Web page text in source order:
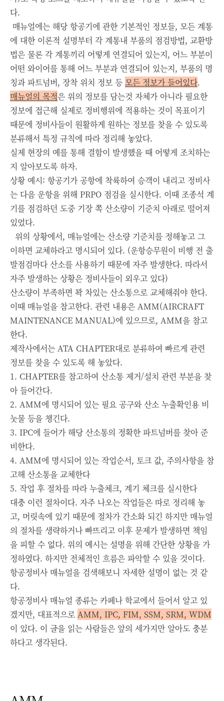
다.
매뉴얼에는 해당 항공기에 관한 기본적인 정보들, 모든 계통
에 대한 이론적 설명부터 각 계통내 부품의 점검방법, 교환방
법은 물론 각 계통끼리 어떻게 연결되어 있는지, 어느 부분이
어떤 와이어를 통해 어느 부분과 연결되어 있는지, 부품의 명
칭과 파트넘버, 장착 위치 정보 등 모든 정보가 들어있다.
매뉴얼의 목적은 위의 정보를 담는것 자체가 아니라 필요한
정보에 접근해 실제로 정비행위에 적용하는 것이 목표이기
때문에 정비사들이 원활하게 원하는 정보를 찾을 수 있도록
분류해서 특정 규칙에 따라 정리해 놓았다.
실제 현장의 예를 통해 결함이 발생했을 때 어떻게 조치하는
지 알아보도록 하자.
상황 예시: 항공기가 공항에 착륙하여 승객이 내리고 정비사
는 다음 운항을 위해 PRPO 점검을 실시한다. 이때 조종석 계
기를 점검하던 도중 기장 쪽 산소량이 기준치 아래로 떨어져
있었다.
위의 상황에서, 매뉴얼에는 산소량 기준치를 정해놓고 그
이하면 교체하라고 명시되어 있다. (운항승무원이 비행 전 출
발점검마다 산소를 사용하기 때문에 자주 발생한다. 따라서
자주 발생하는 상황은 정비사들이 외우고 있다)
산소량이 부족하면 꽉 차있는 산소통으로 교체해줘야 한다.
이때 매뉴얼을 참고한다. 관련 내용은 AMM(AIRCRAFT
MAINTENANCE MANUAL)에 있으므로, AMM을 참고
한다.
제작사에서는 ATA CHAPTER대로 분류하여 빠르게 관련
정보를 찾을 수 있도록 해 놓았다.
1. CHAPTER를 참고하여 산소통 제거/설치 관련 부분을 찾
아 들어간다.
2. AMM에 명시되어 있는 필요 공구와 산소 누출확인용 비
눗물 등을 챙긴다.
3. IPC에 들어가 해당 산소통의 정확한 파트넘버를 찾아 준
비한다.
4. AMM에 명시되어 있는 작업순서, 토크 값, 주의사항을 참
고해 산소통을 교체한다
5. 작업 후 절차를 따라 누출체크, 계기 체크를 실시한다
대충 이런 절차이다. 자주 나오는 작업들은 따로 정리해 놓
고, 머릿속에 있기 때문에 절차가 간소화 되긴 하지만 매뉴얼
의 절차를 생략하거나 빠뜨리고 이후 문제가 발생하면 책임
을 피할 수 없다. 위의 예시는 설명을 위해 간단한 상황을 가
정하였다. 하지만 전체적인 흐름은 파악할 수 있을 것이다.
항공정비사 매뉴얼을 검색해보니 자세한 설명이 없는 것 같
다.
항공정비사 매뉴얼 종류는 카페나 학교에서 들어서 알고 있
겠지만, 대표적으로 AMM, IPC, FIM, SSM, SRM, WDM
이 있다. 이 글을 읽는 사람들은 앞의 세가지만 알아도 충분
하다고 생각된다.